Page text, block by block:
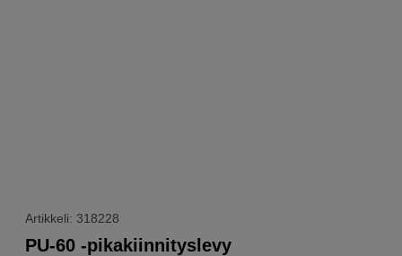
Artikkeli: 318228
PU-60 -pikakiinnityslevy